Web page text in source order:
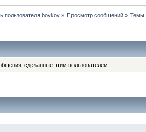
пользователя boykov» Просмотр сообщений » Темы
сделанные этим пользователем.